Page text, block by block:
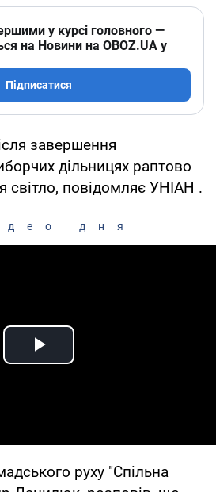
у курсі головного —
на Новини на OBOZ.UA у
Підписатися
завершення
дільницях раптово
світло, повідомляє УНІАН .
дня
Play Video
руху "Спільна